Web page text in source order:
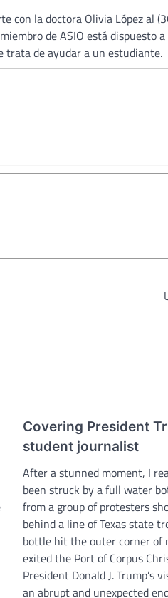
con la doctora Olivia López al
de ASIO está dispuesto
trata de ayudar a un estudiante.
Covering President
student journalist
After a stunned moment, I
been struck by a full water
from a group of protesters
behind a line of Texas state
bottle hit the outer corner of
exited the Port of Corpus
President Donald J. Trump’s
an abrupt and unexpected